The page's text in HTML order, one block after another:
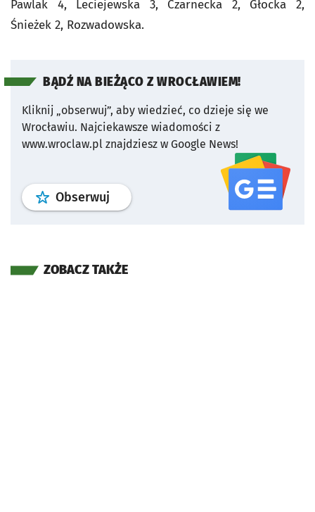
Pawlak 4, Leciejewska 3, Czarnecka 2, Głocka 2,
Śnieżek 2, Rozwadowska.
BĄDŹ NA BIEŻĄCO Z WROCŁAWIEM!
Kliknij „obserwuj”, aby wiedzieć, co dzieje się we
Wrocławiu. Najciekawsze wiadomości z
www.wroclaw.pl znajdziesz w Google News!
Obserwuj profil serwisu
ZOBACZ TAKŻE